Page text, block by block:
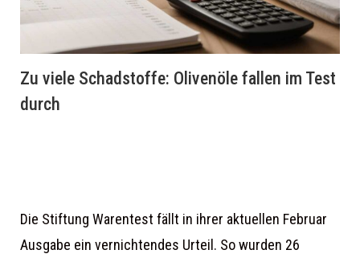
Zu viele Schadstoffe: Olivenöle fallen im Test
durch
Die Stiftung Warentest fällt in ihrer aktuellen Februar
Ausgabe ein vernichtendes Urteil. So wurden 26